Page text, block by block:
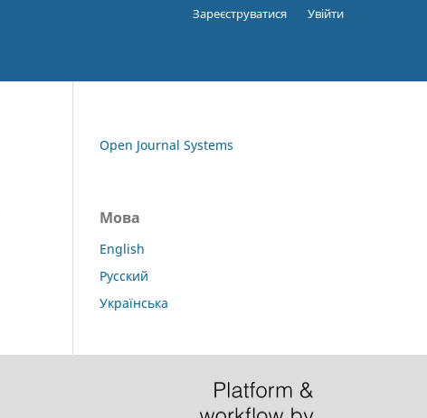
Зареєструватися Увійти
Open Journal Systems
Мова
English
Русский
Українська